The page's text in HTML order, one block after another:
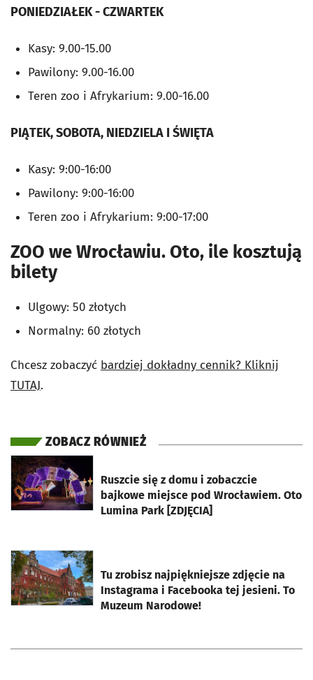
PONIEDZIAŁEK - CZWARTEK
Kasy: 9.00-15.00
Pawilony: 9.00-16.00
Teren zoo i Afrykarium: 9.00-16.00
PIĄTEK, SOBOTA, NIEDZIELA I ŚWIĘTA
Kasy: 9:00-16:00
Pawilony: 9:00-16:00
Teren zoo i Afrykarium: 9:00-17:00
ZOO we Wrocławiu. Oto, ile kosztują
bilety
Ulgowy: 50 złotych
Normalny: 60 złotych
Chcesz zobaczyć bardziej dokładny cennik? Kliknij
TUTAJ.
ZOBACZ RÓWNIEŻ
Ruszcie się z domu i zobaczcie
bajkowe miejsce pod Wrocławiem. Oto
Lumina Park [ZDJĘCIA]
otworzy się w nowej karcie
Tu zrobisz najpiękniejsze zdjęcie na
Instagrama i Facebooka tej jesieni. To
Muzeum Narodowe!
otworzy się w nowej karcie